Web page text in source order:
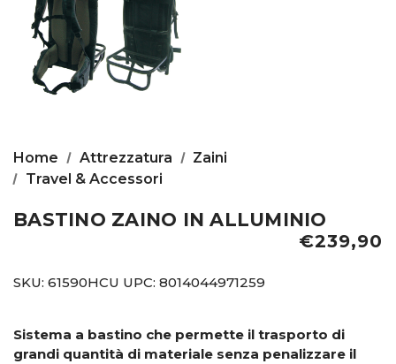
Home Attrezzatura
Zaini
Travel & Accessori
BASTINO ZAINO IN ALLUMINIO
€239,90
SKU: 61590HCU UPC: 8014044971259
Sistema a bastino che permette il trasporto di
grandi quantità di materiale senza penalizzare il